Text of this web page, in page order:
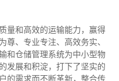
量和高效的运输能力，赢得
尊、专业专注、高效务实、
和仓储管理系统为中小型物
发展和积淀，打下了坚实的
的需求而不断革新，整合传